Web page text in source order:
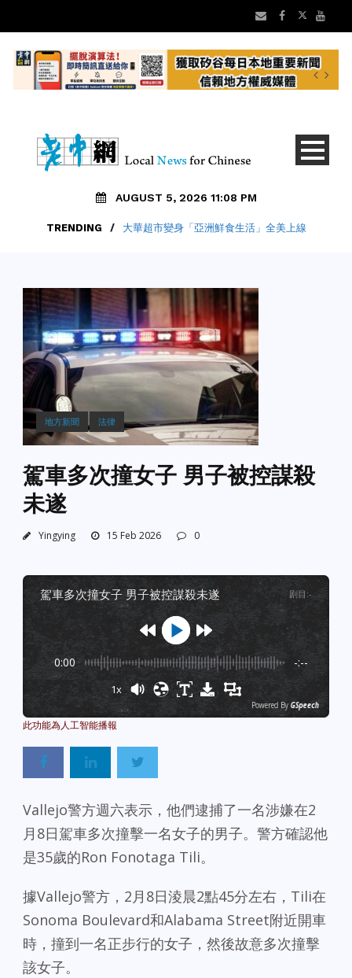
AUGUST 5, 2026 11:08 PM
TRENDING / 大華超市變身「亞洲鮮食生活」全美上線
地方新聞 法律
駕車多次撞女子 男子被控謀殺
未遂
Yingying 15 Feb 2026 0
駕車多次撞女子 男子被控謀殺未遂 剧目 :-
0:00 -:--
1x
Powered By GSpeech
Vallejo警方週六表示，他們逮捕了一名涉嫌在2
月8日駕車多次撞擊一名女子的男子。警方確認他
是35歲的Ron Fonotaga Tili。
據Vallejo警方，2月8日淩晨2點45分左右，Tili在
Sonoma Boulevard和Alabama Street附近開車
時，撞到一名正步行的女子，然後故意多次撞擊
該女子。